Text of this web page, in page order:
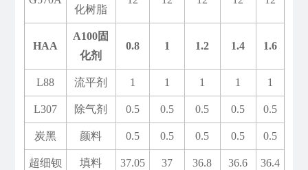
化树脂
HAA
A100固
化剂
0.8 1 1.2 1.4 1.6
L88 流平剂 1 1 1 1 1
L307 除气剂 0.5 0.5 0.5 0.5 0.5
炭黑 颜料 0.5 0.5 0.5 0.5 0.5
超细钡 填料 37.05 37 36.8 36.6 36.4